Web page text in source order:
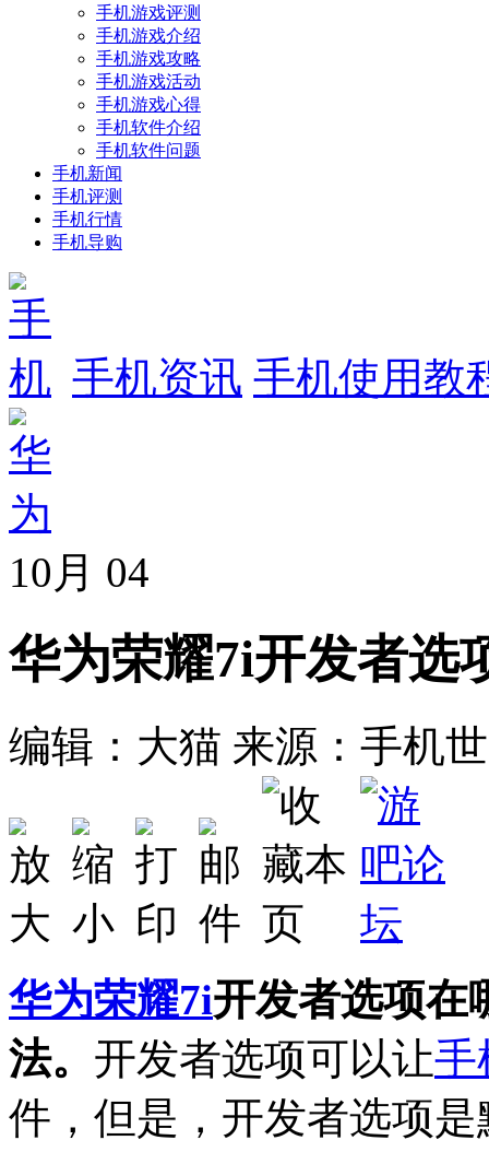
手机游戏评测
手机游戏介绍
手机游戏攻略
手机游戏活动
手机游戏心得
手机软件介绍
手机软件问题
手机新闻
手机评测
手机行情
手机导购
手机资讯 手机使用教
10月 04
华为荣耀7i开发者选
编辑：大猫 来源：手机
华为荣耀7i开发者选项在
法。 开发者选项可以让手
件，但是，开发者选项